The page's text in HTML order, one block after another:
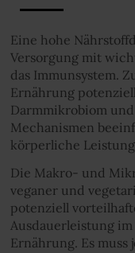
Eine hohe
Versorgung mit
das Immunsystem.
Ernährung
Darmmikrobiom
Mechanismen
körperliche
Die Makro- und
veganer und
potenziell
Ausdauerleistung
Ernährung. Es muss